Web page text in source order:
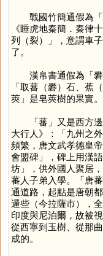
戰國竹簡通假為「
《睡虎地秦簡．秦律
列（裂）」，意謂車
了。
漢帛書通假為「礬
「取蕃（礬）石、蕉
莢」是皂莢樹的果實。
「蕃」又是西方
大行人》：「九州之
頻繁，唐文武孝德皇
會盟碑」，碑上用漢
坊」，供外國人聚居
蕃人子弟入學。「唐
通道路，起點是唐朝
邏些（今拉薩市），
印度與尼泊爾，故被
從西寧到玉樹、從那
成的。